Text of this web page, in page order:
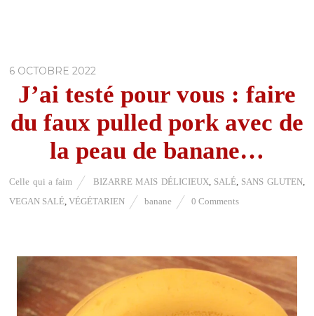
6 OCTOBRE 2022
J’ai testé pour vous : faire
du faux pulled pork avec de
la peau de banane…
Celle qui a faim BIZARRE MAIS DÉLICIEUX, SALÉ, SANS GLUTEN,
VEGAN SALÉ,VÉGÉTARIEN banane 0 Comments